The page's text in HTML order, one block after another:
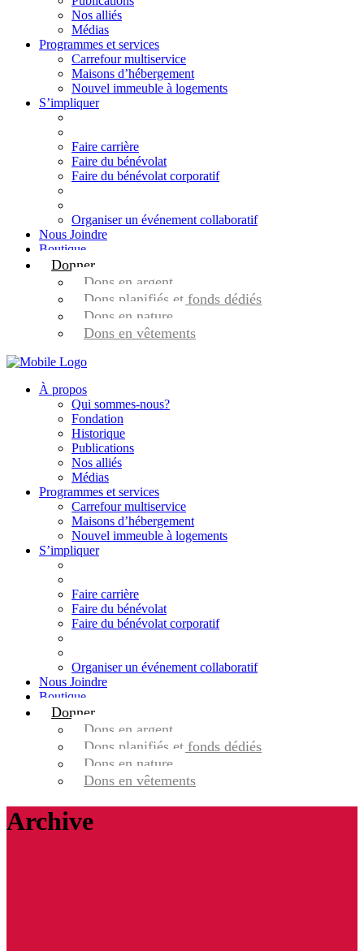
Nos alliés
Médias
Programmes et services
Carrefour multiservice
Maisons d’hébergement
Nouvel immeuble à logements
S’impliquer
Faire carrière
Faire du bénévolat
Faire du bénévolat corporatif
Organiser un événement collaboratif
Nous Joindre
Boutique
Donner
Dons en argent
Dons planifiés et fonds dédiés
Dons en nature
Dons en vêtements
À propos
Qui sommes-nous?
Fondation
Historique
Publications
Nos alliés
Médias
Programmes et services
Carrefour multiservice
Maisons d’hébergement
Nouvel immeuble à logements
S’impliquer
Faire carrière
Faire du bénévolat
Faire du bénévolat corporatif
Organiser un événement collaboratif
Nous Joindre
Boutique
Donner
Dons en argent
Dons planifiés et fonds dédiés
Dons en nature
Dons en vêtements
Archive